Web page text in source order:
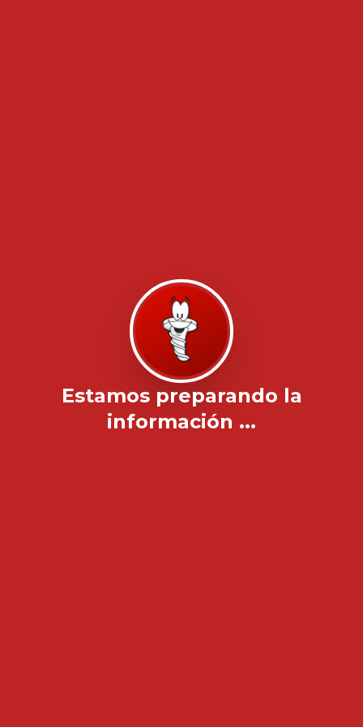
Estamos preparando la
información ...